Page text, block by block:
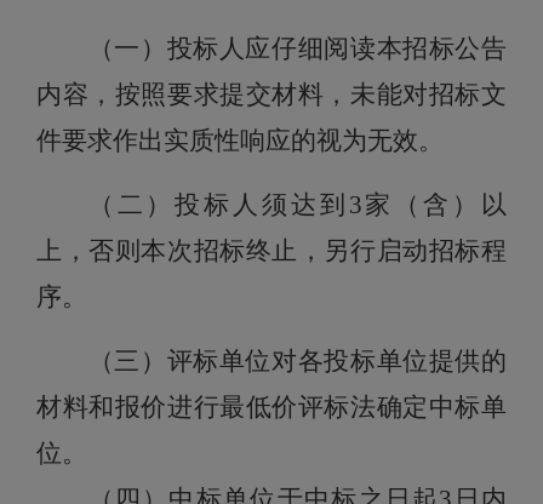
（一）投标人应仔细阅读本招标公告
内容，按照要求提交材料，未能对招标文
件要求作出实质性响应的视为无效。
（二）投标人须达到 3家（含）以
上，否则本次招标终止，另行启动招标程
序。
（三）评标单位对各投标单位提供的
材料和报价进行最低价评标法确定中标单
位。